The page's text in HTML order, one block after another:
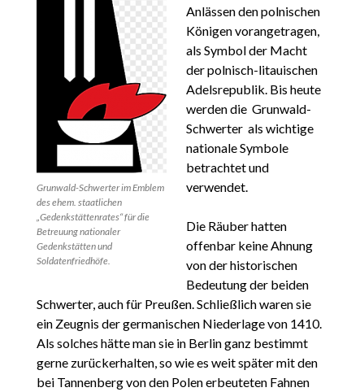
Grunwald-Schwerter im Emblem
des ehem. staatlichen
„Gedenkstättenrates“ für die
Betreuung nationaler
Gedenkstätten und
Soldatenfriedhöfe.
Anlässen den polnischen
Königen vorangetragen,
als Symbol der Macht
der polnisch-litauischen
Adelsrepublik. Bis heute
werden die Grunwald-
Schwerter als wichtige
nationale Symbole
betrachtet und
verwendet.
Die Räuber hatten
offenbar keine Ahnung
von der historischen
Bedeutung der beiden
Schwerter, auch für Preußen. Schließlich waren sie
ein Zeugnis der germanischen Niederlage von 1410.
Als solches hätte man sie in Berlin ganz bestimmt
gerne zurückerhalten, so wie es weit später mit den
bei Tannenberg von den Polen erbeuteten Fahnen